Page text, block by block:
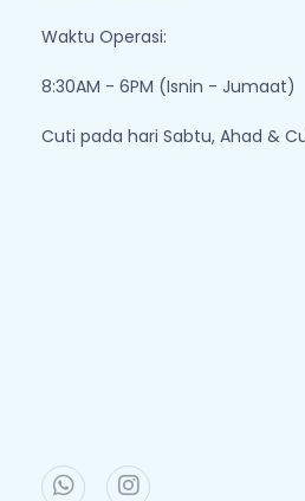
Waktu Operasi:
8:30AM - 6PM (Isnin - Jumaat)
Cuti pada hari Sabtu, Ahad &